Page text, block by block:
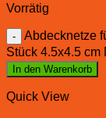
Vorrätig
Abdecknetze
Stück 4.5x4.5 cm
In den Warenkorb
Quick View